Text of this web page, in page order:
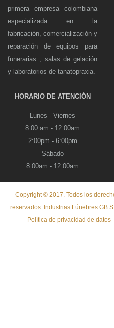
primera empresa colombiana
especializada en la
fabricación, comercialización y
reparación de equipos para
funerarias , salas de gelación
y laboratorios de tanatopraxia.
HORARIO DE ATENCIÓN
Lunes - Viernes
8:00 am - 12:00am
2:00pm - 6:00pm
Sábado
8:00am - 12:00am
Copyright © 2017. Todos los
reservados. Industrias Fúnebres GB
- Política de privacidad de datos